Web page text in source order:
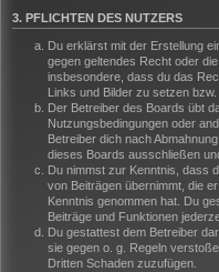
3. PFLICHTEN DES NUTZERS
Du erklärst mit der Erstellung
gegen geltendes Recht oder
insbesondere, dass du das
Links und Bilder zu setzen
Der Betreiber des Boards übt
Nutzungsbedingungen oder
Betreiber dich nach
dieses Boards ausschließen
Du nimmst zur Kenntnis, dass
von Beiträgen übernimmt, die
Kenntnis genommen hat. Du
Beiträge und Funktionen
Du gestattest dem Betreiber
sie gegen o. g. Regeln
Dritten Schaden zuzufügen.